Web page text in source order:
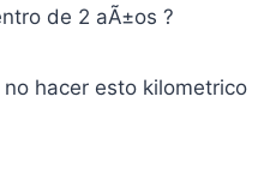
de 2 aÃ±os ?
hacer esto kilometrico